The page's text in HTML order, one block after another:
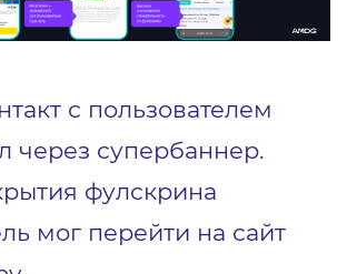
с пользователем
через супербаннер.
фулскрина
мог перейти на сайт